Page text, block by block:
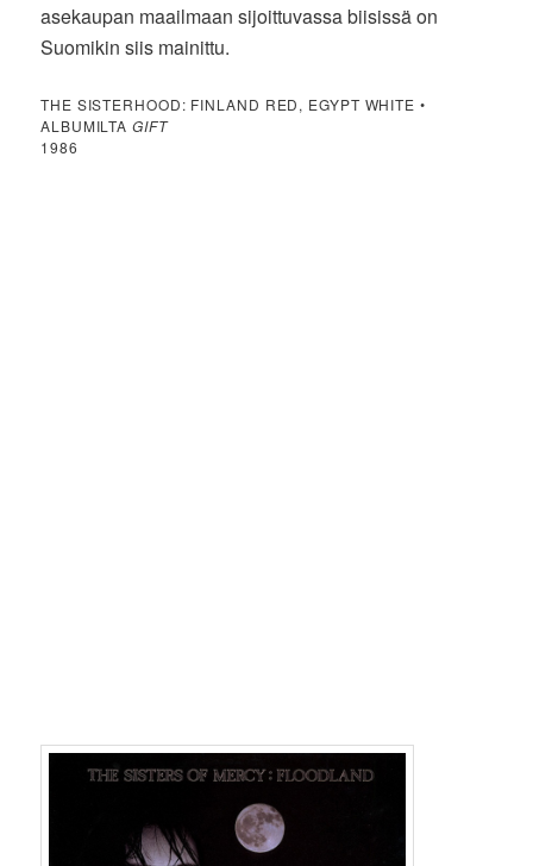
asekaupan maailmaan sijoittuvassa biisissä on
Suomikin siis mainittu.
THE SISTERHOOD: FINLAND RED, EGYPT WHITE •
ALBUMILTAGIFT
1986